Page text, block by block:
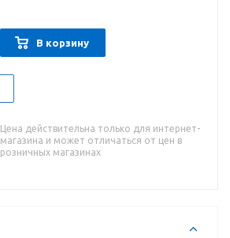
В корзину
Цена действительна только для интернет-
магазина и может отличаться от цен в
розничных магазинах